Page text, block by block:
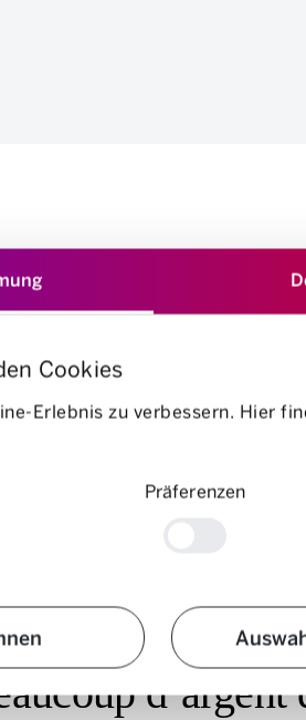
Cookies
Erlebnis zu verbessern. Hier
Präferenzen
le logement/l’énergie, les
personnes) dispose d’un revenu
budget, conseille:
«Lors des
comme la redevance radio, il est bon
(CHF 1’476), suivis des
grillés, rôtis et cervelas, donc,
d’argent